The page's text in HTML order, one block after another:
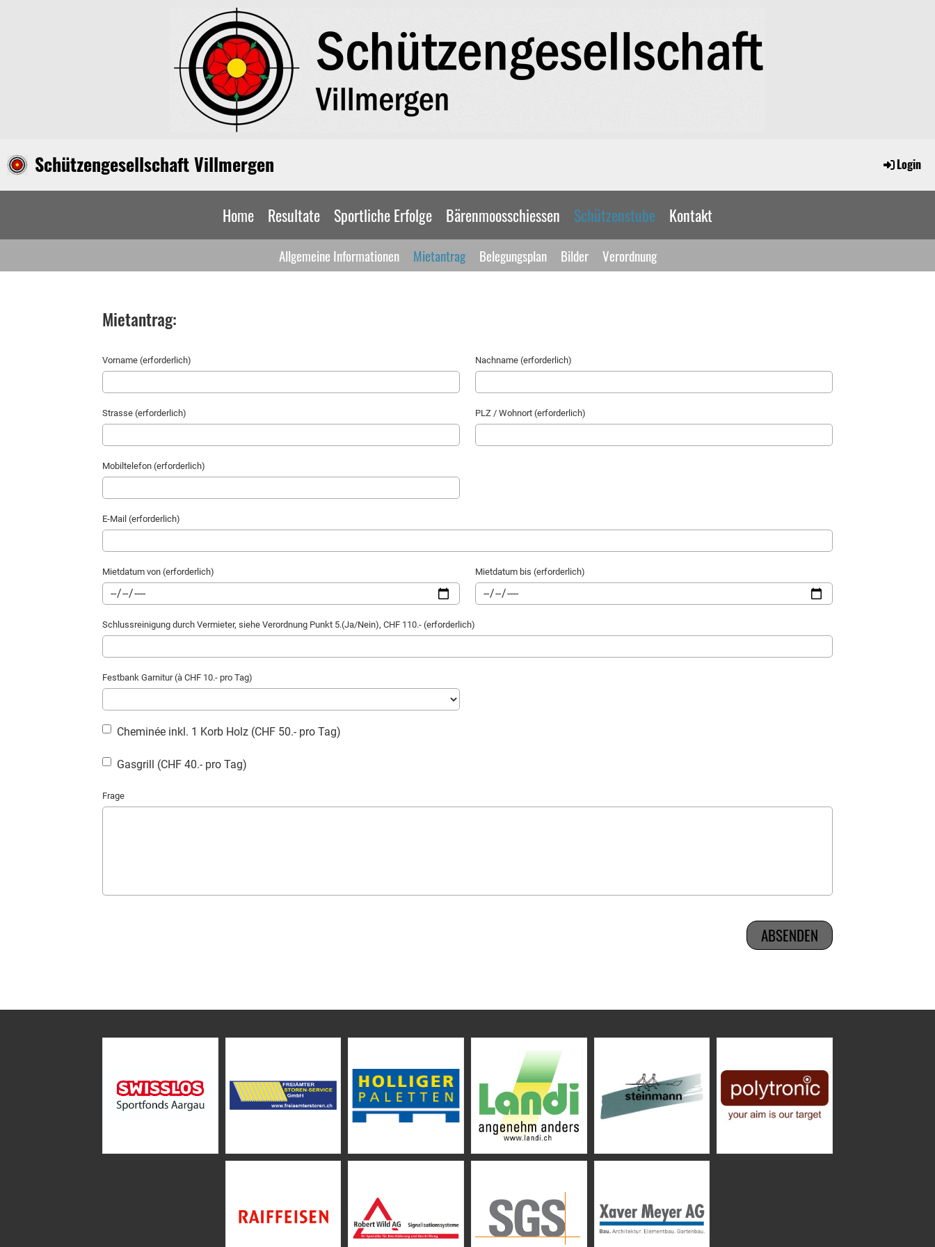
Schützengesellschaft Villmergen Login
Home Resultate Sportliche Erfolge Bärenmoosschiessen Schützenstube Kontakt
Allgemeine Informationen Mietantrag Belegungsplan Bilder Verordnung
Mietantrag:
Vorname (erforderlich) Nachname (erforderlich)
Strasse (erforderlich) PLZ / Wohnort (erforderlich)
Mobiltelefon (erforderlich)
E-Mail (erforderlich)
Mietdatum von (erforderlich) Mietdatum bis (erforderlich)
Schlussreinigung durch Vermieter, siehe Verordnung Punkt 5.(Ja/Nein), CHF 110.- (erforderlich)
Festbank Garnitur (à CHF 10.- pro Tag)
Cheminée inkl. 1 Korb Holz (CHF 50.- pro Tag)
Gasgrill (CHF 40.- pro Tag)
Frage